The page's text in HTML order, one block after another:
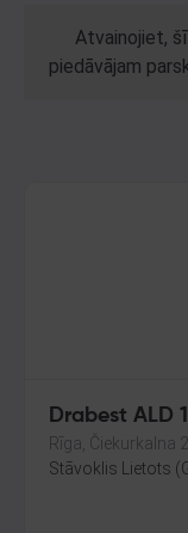
Atvainojiet,
piedāvājam
Drabest ALD
Rīga, Čiekurkalna
Stāvoklis Lietots